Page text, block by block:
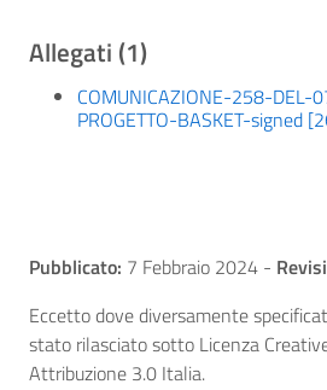
Allegati (1)
COMUNICAZIONE-258-
PROGETTO-BASKET-signed
Pubblicato: 7 Febbraio 2024 -
Eccetto dove diversamente
stato rilasciato sotto Licenza
Attribuzione 3.0 Italia.